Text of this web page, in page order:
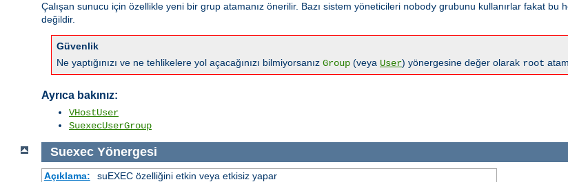
Çalışan sunucu için özellikle yeni bir grup atamanız önerilir. Bazı sistem yöneticileri nobody grubunu kullanırlar fakat bu
değildir.
Güvenlik
Ne yaptığınızı ve ne tehlikelere yol açacağınızı bilmiyorsanız Group (veya User) yönergesine değer olarak root
Ayrıca bakınız:
VHostUser
SuexecUserGroup
Suexec Yönergesi
Açıklama:
suEXEC özelliğini etkin veya etkisiz yapar